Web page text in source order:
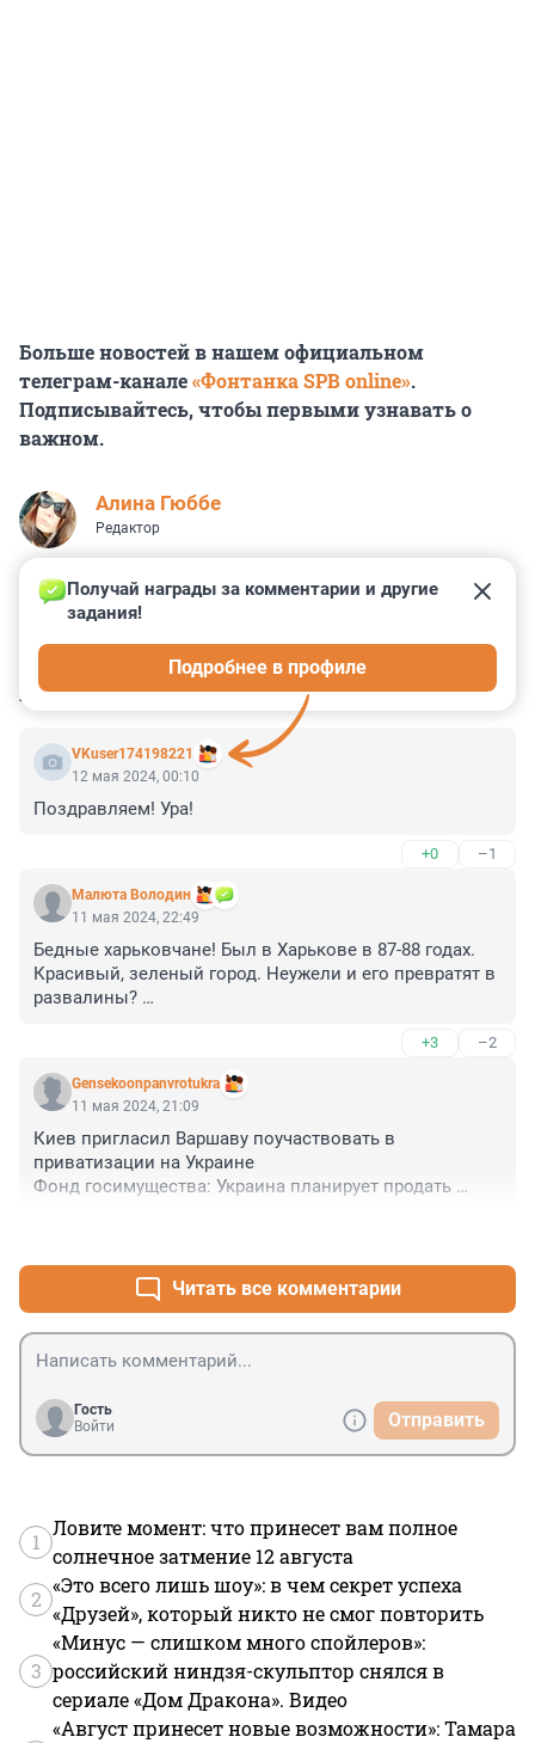
Больше новостей в нашем официальном
телеграм-канале«Фонтанка SPB online».
Подписывайтесь, чтобы первыми узнавать о
важном.
Алина Гюббе
Редактор
КОММЕНТАРИИ 37
VKuser174198221
Получай награды за комментарии и другие
задания!
Подробнее в профиле
12 мая 2024, 00:10
Поздравляем! Ура!
+0 –1
Малюта Володин
11 мая 2024, 22:49
Бедные харьковчане! Был в Харькове в 87-88 годах.
Красивый, зеленый город. Неужели и его превратят в
развалины?
Белгороду, уверен, это очень нужно. Но кто же его
спросит.
+3 –2
Gensekoonpanvrotukra
11 мая 2024, 21:09
Киев пригласил Варшаву поучаствовать в
приватизации на Украине
Фонд госимущества: Украина планирует продать
Читать все комментарии
Гость
Войти
Отправить
1
Ловите момент: что принесет вам полное
солнечное затмение 12 августа
2
«Это всего лишь шоу»: в чем секрет успеха
«Друзей», который никто не смог повторить
3
«Минус — слишком много спойлеров»:
российский ниндзя-скульптор снялся в
сериале «Дом Дракона». Видео
«Август принесет новые возможности»: Тамара